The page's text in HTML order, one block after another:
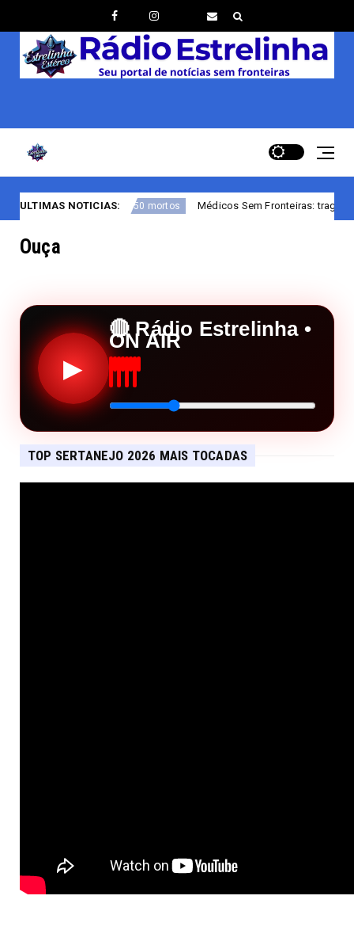
ULTIMAS NOTICIAS:
150 mortos Médicos Sem Fronteiras: tragédia na rota migratória do
Ouça
▶
🔴 Rádio Estrelinha •
ON AIR
TOP SERTANEJO 2026 MAIS TOCADAS